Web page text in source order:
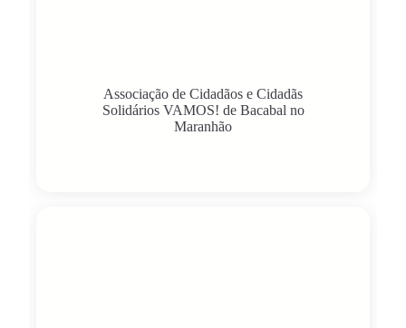
Associação de Cidadãos e Cidadãs
Solidários VAMOS! de Bacabal no
Maranhão